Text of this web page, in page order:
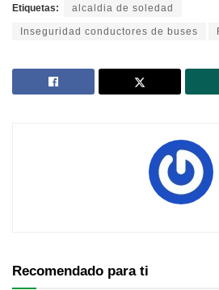
Etiquetas: alcaldia de soledad
Inseguridad conductores de buses
Recomendado para ti